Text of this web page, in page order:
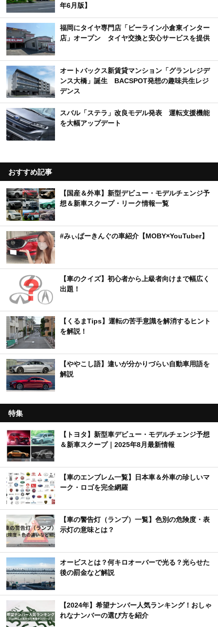
年6月版】
福岡にタイヤ専門店「ビーライン小倉東インター
店」オープン タイヤ交換と安心サービスを提供
オートバックス新賃貸マンション「グランレジデ
ンス大橋」誕生 BACSPOT発想の趣味共生レジ
デンス
スバル「ステラ」改良モデル発表 運転支援機能
を大幅アップデート
おすすめ記事
【国産＆外車】新型デビュー・モデルチェンジ予
想＆新車スクープ・リーク情報一覧
#みぃぱーきんぐの車紹介【MOBY×YouTuber】
【車のクイズ】初心者から上級者向けまで幅広く
出題！
【くるまTips】運転の苦手意識を解消するヒント
を解説！
【ややこし語】違いが分かりづらい自動車用語を
解説
特集
【トヨタ】新型車デビュー・モデルチェンジ予想
＆新車スクープ｜2025年8月最新情報
【車のエンブレム一覧】日本車＆外車の珍しいマ
ーク・ロゴを完全網羅
【車の警告灯（ランプ）一覧】色別の危険度・表
示灯の意味とは？
オービスとは？何キロオーバーで光る？光らせた
後の罰金など解説
【2024年】希望ナンバー人気ランキング！おしゃ
れなナンバーの選び方を紹介